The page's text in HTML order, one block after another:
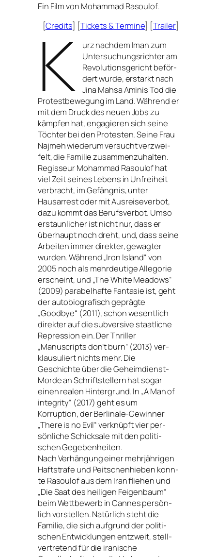
Ein Film von Mohammad Rasoulof.
[Credits] [Tickets&Termine] [Trailer]
K
urz nach­dem Iman zum
Untersuchungsrichter am
Revolutionsgericht beför­
dert wur­de, erstarkt nach
Jina Mahsa Aminis Tod die
Protestbewegung im Land. Während er
mit dem Druck des neu­en Jobs zu
kämp­fen hat, enga­gie­ren sich sei­ne
Töchter bei den Protesten. Seine Frau
Najmeh wie­der­um ver­sucht ver­zwei­
felt, die Familie zusam­men­zu­hal­ten.
Regisseur Mohammad Rasoulof hat
viel Zeit sei­nes Lebens in Unfreiheit
ver­bracht, im Gefängnis, unter
Hausarrest oder mit Ausreiseverbot,
dazu kommt das Berufsverbot. Umso
erstaun­li­cher ist nicht nur, dass er
über­haupt noch dreht, und, dass sei­ne
Arbeiten immer direk­ter, gewag­ter
wur­den. Während „Iron Island“ von
2005 noch als mehr­deu­ti­ge Allegorie
erscheint, und „The White Meadows“
(2009) para­bel­haf­te Fantasie ist, geht
der auto­bio­gra­fisch gepräg­te
„Goodbye“ (2011), schon wesent­lich
direk­ter auf die sub­ver­si­ve staat­li­che
Repression ein. Der Thriller
„Manuscripts don‘t burn“ (2013) ver­
klau­su­liert nichts mehr. Die
Geschichte über die Geheimdienst-
Morde an Schriftstellern hat sogar
einen rea­len Hintergrund. In „A Man of
inte­gri­ty“ (2017) geht es um
Korruption, der Berlinale-Gewinner
„There is no Evil“ ver­knüpft vier per­
sön­li­che Schicksale mit den poli­ti­
schen Gegebenheiten.
Nach Verhängung einer mehr­jäh­ri­gen
Haftstrafe und Peitschenhieben konn­
te Rasoulof aus dem Iran flie­hen und
„Die Saat des hei­li­gen Feigenbaum“
beim Wettbewerb in Cannes per­sön­
lich vor­stel­len. Natürlich steht die
Familie, die sich auf­grund der poli­ti­
schen Entwicklungen ent­zweit, stell­
ver­tre­tend für die ira­ni­sche